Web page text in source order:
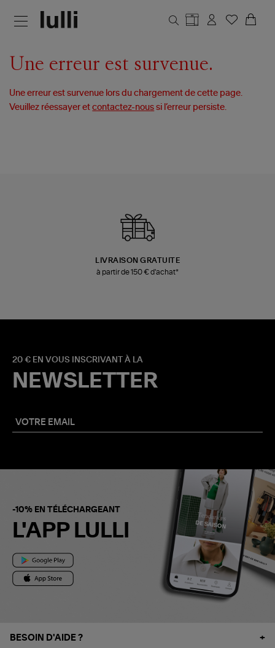
Une erreur est survenue.
Une erreur est survenue lors du chargement de cette page.
Veuillez réessayer etcontactez-nous si l’erreur persiste.
LIVRAISON GRATUITE
à partir de 150 € d'achat*
20 € EN VOUS INSCRIVANT À LA
NEWSLETTER
-10% EN TÉLÉCHARGEANT
L'APP LULLI
BESOIN D'AIDE ?